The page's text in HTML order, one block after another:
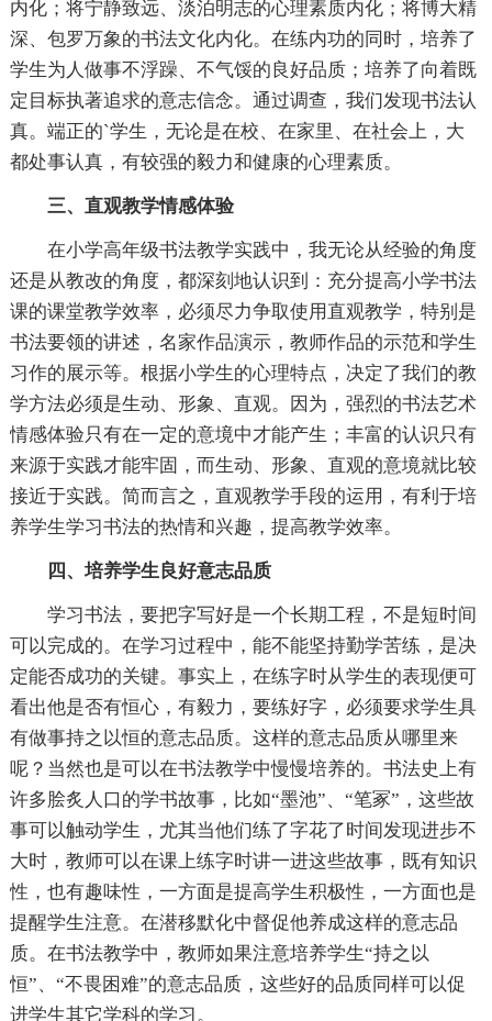
内化；将宁静致远、淡泊明志的心理素质内化；将博大精
深、包罗万象的书法文化内化。在练内功的同时，培养了
学生为人做事不浮躁、不气馁的良好品质；培养了向着既
定目标执著追求的意志信念。通过调查，我们发现书法认
真。端正的`学生，无论是在校、在家里、在社会上，大
都处事认真，有较强的毅力和健康的心理素质。
三、直观教学情感体验
在小学高年级书法教学实践中，我无论从经验的角度
还是从教改的角度，都深刻地认识到：充分提高小学书法
课的课堂教学效率，必须尽力争取使用直观教学，特别是
书法要领的讲述，名家作品演示，教师作品的示范和学生
习作的展示等。根据小学生的心理特点，决定了我们的教
学方法必须是生动、形象、直观。因为，强烈的书法艺术
情感体验只有在一定的意境中才能产生；丰富的认识只有
来源于实践才能牢固，而生动、形象、直观的意境就比较
接近于实践。简而言之，直观教学手段的运用，有利于培
养学生学习书法的热情和兴趣，提高教学效率。
四、培养学生良好意志品质
学习书法，要把字写好是一个长期工程，不是短时间
可以完成的。在学习过程中，能不能坚持勤学苦练，是决
定能否成功的关键。事实上，在练字时从学生的表现便可
看出他是否有恒心，有毅力，要练好字，必须要求学生具
有做事持之以恒的意志品质。这样的意志品质从哪里来
呢？当然也是可以在书法教学中慢慢培养的。书法史上有
许多脍炙人口的学书故事，比如“墨池”、“笔冢”，这些故
事可以触动学生，尤其当他们练了字花了时间发现进步不
大时，教师可以在课上练字时讲一进这些故事，既有知识
性，也有趣味性，一方面是提高学生积极性，一方面也是
提醒学生注意。在潜移默化中督促他养成这样的意志品
质。在书法教学中，教师如果注意培养学生“持之以
恒”、“不畏困难”的意志品质，这些好的品质同样可以促
进学生其它学科的学习。